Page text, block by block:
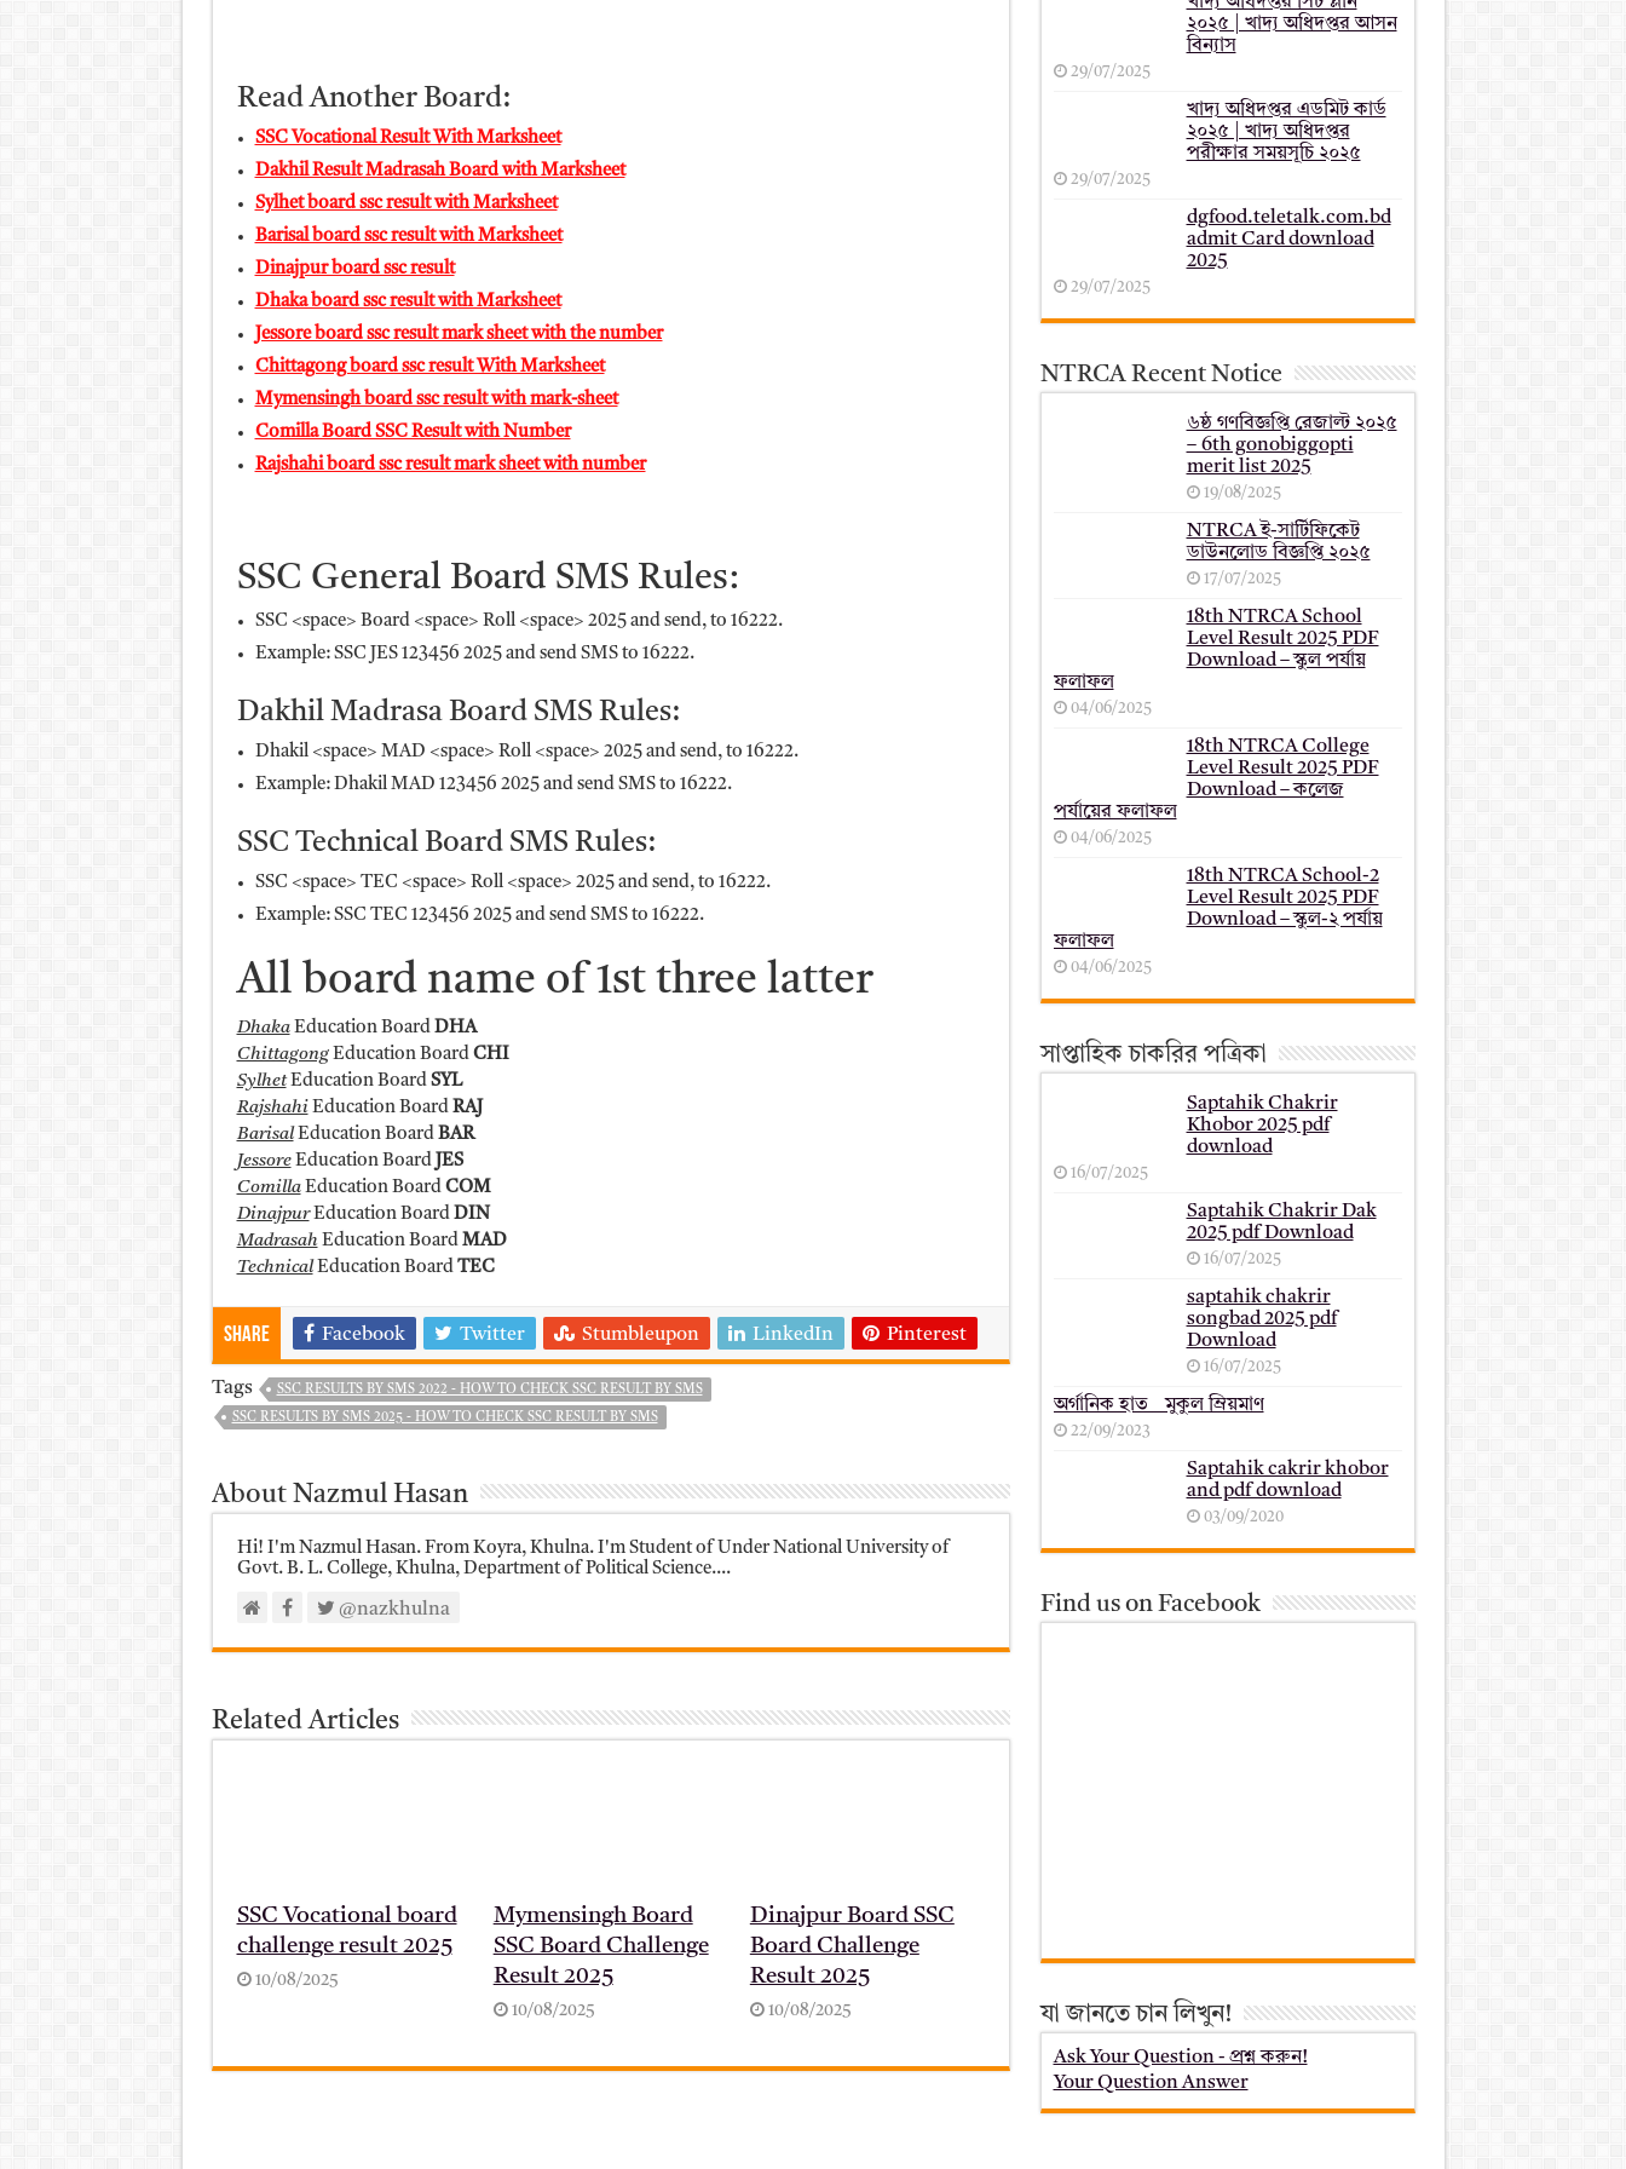
Read Another Board:
SSC Vocational Result With Marksheet
Dakhil Result Madrasah Board with Marksheet
Sylhet board ssc result with Marksheet
Barisal board ssc result with Marksheet
Dinajpur board ssc result
Dhaka board ssc result with Marksheet
Jessore board ssc result mark sheet with the number
Chittagong board ssc result With Marksheet
Mymensingh board ssc result with mark-sheet
Comilla Board SSC Result with Number
Rajshahi board ssc result mark sheet with number
SSC General Board SMS Rules:
SSC <space> Board <space> Roll <space> 2025 and send, to 16222.
Example: SSC JES 123456 2025 and send SMS to 16222.
Dakhil Madrasa Board SMS Rules:
Dhakil <space> MAD <space> Roll <space> 2025 and send, to 16222.
Example: Dhakil MAD 123456 2025 and send SMS to 16222.
SSC Technical Board SMS Rules:
SSC <space> TEC <space> Roll <space> 2025 and send, to 16222.
Example: SSC TEC 123456 2025 and send SMS to 16222.
All board name of 1st three latter
DhakaEducation Board DHA
ChittagongEducation Board CHI
SylhetEducation Board SYL
RajshahiEducation Board RAJ
BarisalEducation Board BAR
JessoreEducation Board JES
ComillaEducation Board COM
DinajpurEducation Board DIN
MadrasahEducation Board MAD
TechnicalEducation Board TEC
Share Facebook Twitter Stumbleupon LinkedIn Pinterest
Tags SSC RESULTS BY SMS 2022 - HOW TO CHECK SSC RESULT BY SMS
SSC RESULTS BY SMS 2025 - HOW TO CHECK SSC RESULT BY SMS
About Nazmul Hasan
Hi! I'm Nazmul Hasan. From Koyra, Khulna. I'm Student of Under National University of
Govt. B. L. College, Khulna, Department of Political Science....
@nazkhulna
Related Articles
SSC Vocational board
challenge result 2025
10/08/2025
Mymensingh Board
SSC Board Challenge
Result 2025
10/08/2025
Dinajpur Board SSC
Board Challenge
Result 2025
10/08/2025
২০২৫ | খাদ্য অধিদপ্তর আসন
বিন্যাস
29/07/2025
খাদ্য অধিদপ্তর এডমিট কার্ড
২০২৫ | খাদ্য অধিদপ্তর
পরীক্ষার সময়সূচি ২০২৫
29/07/2025
dgfood.teletalk.com.bd
admit Card download
2025
29/07/2025
NTRCA Recent Notice
৬ষ্ঠ গণবিজ্ঞপ্তি রেজাল্ট ২০২৫
– 6th gonobiggopti
merit list 2025
19/08/2025
NTRCA ই-সার্টিফিকেট
ডাউনলোড বিজ্ঞপ্তি ২০২৫
17/07/2025
18th NTRCA School
Level Result 2025 PDF
Download – স্কুল পর্যায়
ফলাফল
04/06/2025
18th NTRCA College
Level Result 2025 PDF
Download – কলেজ
পর্যায়ের ফলাফল
04/06/2025
18th NTRCA School-2
Level Result 2025 PDF
Download – স্কুল-২ পর্যায়
ফলাফল
04/06/2025
সাপ্তাহিক চাকরির পত্রিকা
Saptahik Chakrir
Khobor 2025 pdf
download
16/07/2025
Saptahik Chakrir Dak
2025 pdf Download
16/07/2025
saptahik chakrir
songbad 2025 pdf
Download
16/07/2025
অর্গানিক হাত _ মুকুল ম্রিয়মাণ
22/09/2023
Saptahik cakrir khobor
and pdf download
03/09/2020
Find us on Facebook
যা জানতে চান লিখুন!
Ask Your Question - প্রশ্ন করুন!
Your Question Answer